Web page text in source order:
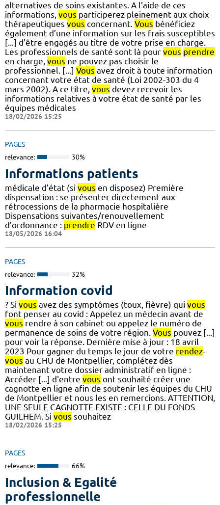
alternatives de soins existantes. A l’aide de ces
informations, vous participerez pleinement aux choix
thérapeutiques vous concernant. Vous bénéficiez
également d’une information sur les frais susceptibles
[...] d’être engagés au titre de votre prise en charge.
Les professionnels de santé sont là pour vous prendre
en charge, vous ne pouvez pas choisir le
professionnel. [...] Vous avez droit à toute information
concernant votre état de santé (Loi 2002-303 du 4
mars 2002). A ce titre, vous devez recevoir les
informations relatives à votre état de santé par les
équipes médicales
18/02/2026 15:25
PAGES
relevance: 30%
Informations patients
médicale d’état (si vous en disposez) Première
dispensation : se présenter directement aux
rétrocessions de la pharmacie hospitalière
Dispensations suivantes/renouvellement
d’ordonnance : prendre RDV en ligne
18/05/2026 16:04
PAGES
relevance: 32%
Information covid
? Si vous avez des symptômes (toux, fièvre) qui vous
font penser au covid : Appelez un médecin avant de
vous rendre à son cabinet ou appelez le numéro de
permanence de soins de votre région. Vous pouvez [...]
pour voir la réponse. Dernière mise à jour : 18 avril
2023 Pour gagner du temps le jour de votre rendez-
vous au CHU de Montpellier, complétez dès
maintenant votre dossier administratif en ligne :
Accéder [...] d'entre vous ont souhaité créer une
cagnotte en ligne afin de soutenir les équipes du CHU
de Montpellier et nous les en remercions. ATTENTION,
UNE SEULE CAGNOTTE EXISTE : CELLE DU FONDS
GUILHEM. Si vous souhaitez
18/02/2026 15:25
PAGES
relevance: 66%
Inclusion & Egalité
professionnelle